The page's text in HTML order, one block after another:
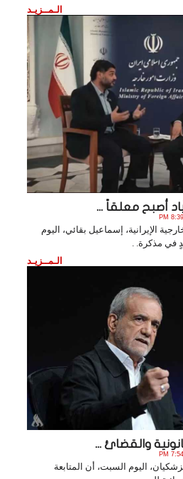
الـمــزيـد
أصبح معلقاً ...
الإيرانية، إسماعيل بقائي، اليوم
في مذكرة. .
الـمــزيـد
والقضائ ...
اليوم السبت، أن المتابعة